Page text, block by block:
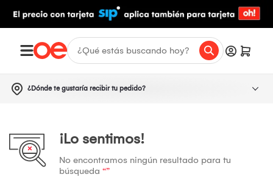
¿Dónde te gustaría recibir tu pedido?
¡Lo sentimos!
No encontramos ningún resultado para tu
búsqueda “”